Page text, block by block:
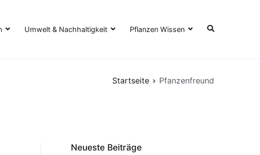
Umwelt & Nachhaltigkeit Pflanzen Wissen
Startseite Pfanzenfreund
Neueste Beiträge